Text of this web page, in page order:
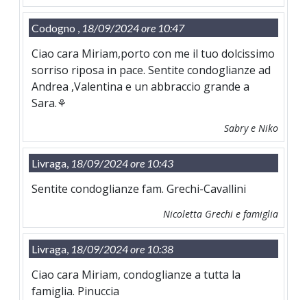
Codogno , 18/09/2024 ore 10:47
Ciao cara Miriam,porto con me il tuo dolcissimo
sorriso riposa in pace. Sentite condoglianze ad
Andrea ,Valentina e un abbraccio grande a
Sara.⚘️
Sabry e Niko
Livraga, 18/09/2024 ore 10:43
Sentite condoglianze fam. Grechi-Cavallini
Nicoletta Grechi e famiglia
Livraga, 18/09/2024 ore 10:38
Ciao cara Miriam, condoglianze a tutta la
famiglia. Pinuccia